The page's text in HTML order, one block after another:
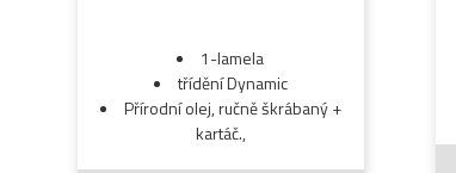
1-lamela
třídění Dynamic
Přírodní olej, ručně škrábaný +
kartáč.,